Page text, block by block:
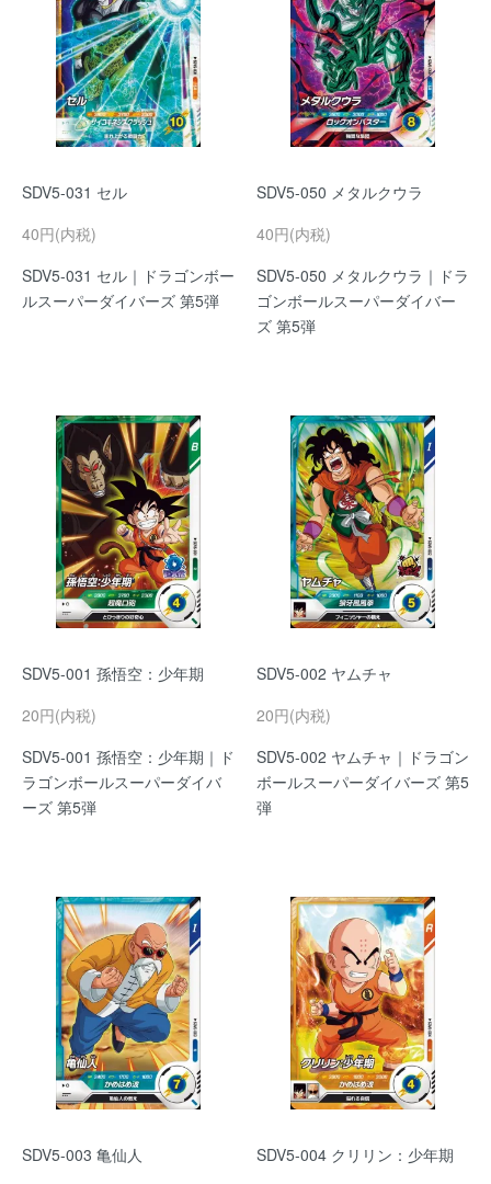
SDV5-031 セル
40円(内税)
SDV5-031 セル｜ドラゴンボー
ルスーパーダイバーズ 第5弾
SDV5-050 メタルクウラ
40円(内税)
SDV5-050 メタルクウラ｜ドラ
ゴンボールスーパーダイバー
ズ 第5弾
SDV5-001 孫悟空：少年期
20円(内税)
SDV5-001 孫悟空：少年期｜ド
ラゴンボールスーパーダイバ
ーズ 第5弾
SDV5-002 ヤムチャ
20円(内税)
SDV5-002 ヤムチャ｜ドラゴン
ボールスーパーダイバーズ 第5
弾
SDV5-003 亀仙人
SDV5-004 クリリン：少年期